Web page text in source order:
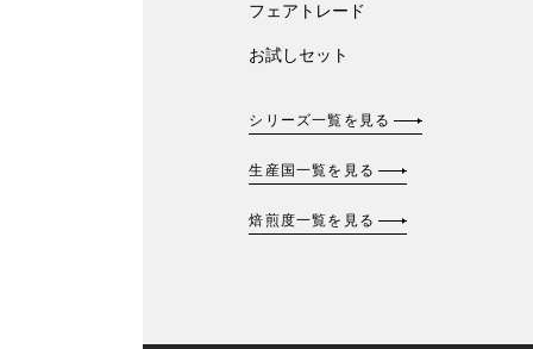
フェアトレード
お試しセット
シリーズ一覧を見る
生産国一覧を見る
焙煎度一覧を見る